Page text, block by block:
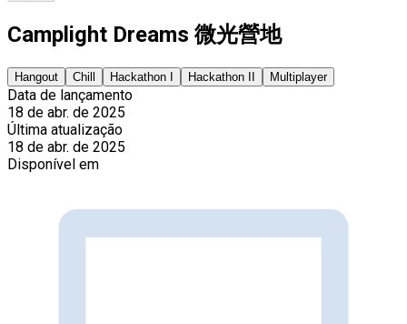
Camplight Dreams 微光營地
Hangout Chill Hackathon I Hackathon II Multiplayer
Data de lançamento
18 de abr. de 2025
Última atualização
18 de abr. de 2025
Disponível em